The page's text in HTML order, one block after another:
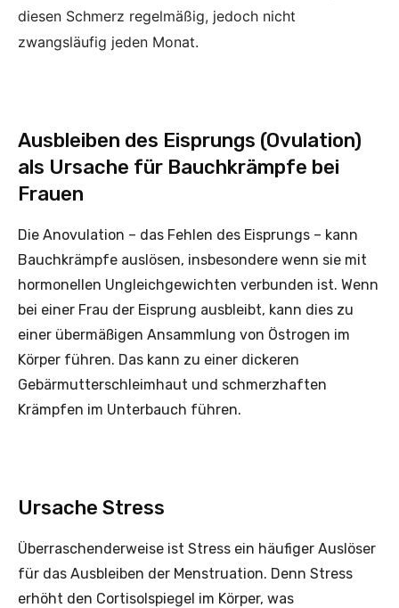
diesen Schmerz regelmäßig, jedoch nicht
zwangsläufig jeden Monat.
Ausbleiben des Eisprungs (Ovulation)
als Ursache für Bauchkrämpfe bei
Frauen
Die Anovulation – das Fehlen des Eisprungs – kann
Bauchkrämpfe auslösen, insbesondere wenn sie mit
hormonellen Ungleichgewichten verbunden ist. Wenn
bei einer Frau der Eisprung ausbleibt, kann dies zu
einer übermäßigen Ansammlung von Östrogen im
Körper führen. Das kann zu einer dickeren
Gebärmutterschleimhaut und schmerzhaften
Krämpfen im Unterbauch führen.
Ursache Stress
Überraschenderweise ist Stress ein häufiger Auslöser
für das Ausbleiben der Menstruation. Denn Stress
erhöht den Cortisolspiegel im Körper, was